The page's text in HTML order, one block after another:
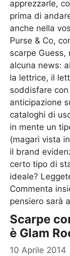
apprezzarle,
prima di
anche nella
Purse & Co,
scarpe Guess,
alcuna news:
la lettrice, il
soddisfare
anticipazione
cataloghi di
in mente un
(magari vista
il brand
certo tipo di
ideale?
Commenta
pensiero sarà
Scarpe
è Glam
10 Aprile 2014